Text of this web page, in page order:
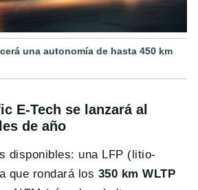
una autonomía de hasta 450 km
E-Tech se lanzará al
de año
disponibles: una LFP (litio-
que rondará los 350 km WLTP